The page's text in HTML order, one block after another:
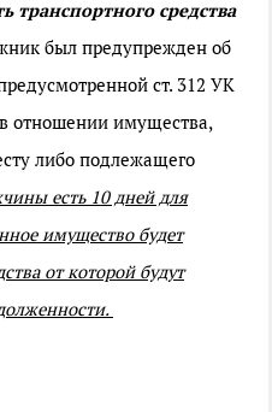
транспортного средства
был предупрежден об
ст. 312 УК
отношении имущества,
либо подлежащего
есть 10 дней для
имущество будет
от которой будут